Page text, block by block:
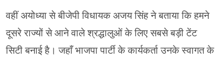
वहीं अयोध्या से बीजेपी विधायक अजय सिंह ने बताया कि हमने
दूसरे राज्यों से आने वाले श्रद्धालुओं के लिए सबसे बड़ी टेंट
सिटी बनाई है। जहाँ भाजपा पार्टी के कार्यकर्ता उनके स्वागत के